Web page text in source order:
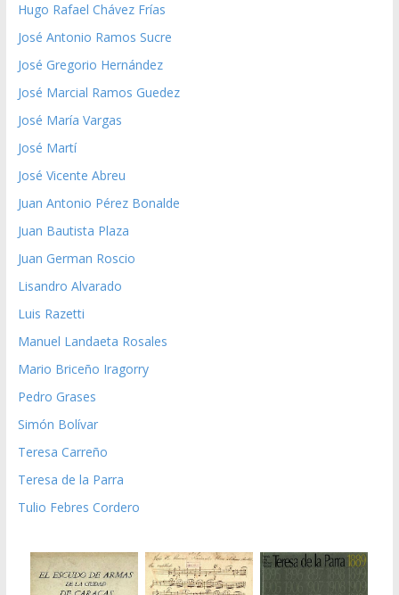
Hugo Rafael Chávez Frías
José Antonio Ramos Sucre
José Gregorio Hernández
José Marcial Ramos Guedez
José María Vargas
José Martí
José Vicente Abreu
Juan Antonio Pérez Bonalde
Juan Bautista Plaza
Juan German Roscio
Lisandro Alvarado
Luis Razetti
Manuel Landaeta Rosales
Mario Briceño Iragorry
Pedro Grases
Simón Bolívar
Teresa Carreño
Teresa de la Parra
Tulio Febres Cordero